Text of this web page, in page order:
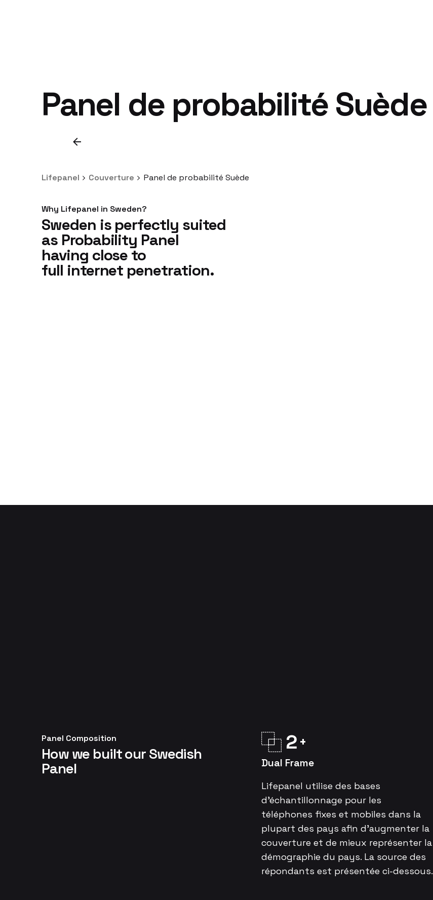
Panel de probabilité Suède
Lifepanel Couverture Panel de probabilité Suède
Why Lifepanel in Sweden?
Sweden is perfectly suited
as Probability Panel
having close to
full internet penetration.
Panel Composition
How we built our Swedish
Panel
2
Dual Frame
Lifepanel utilise des bases
d’échantillonnage pour les
téléphones fixes et mobiles dans la
plupart des pays afin d’augmenter la
couverture et de mieux représenter la
démographie du pays. La source des
répondants est présentée ci-dessous.